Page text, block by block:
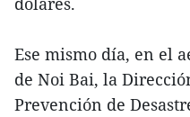
Ese mismo día, en el
de Noi Bai, la
Prevención de